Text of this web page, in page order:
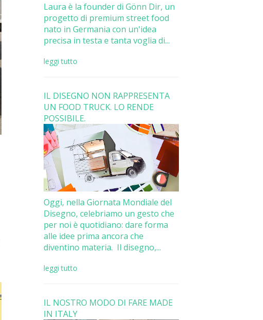
Laura è la founder di Gönn Dir, un
progetto di premium street food
nato in Germania con un'idea
precisa in testa e tanta voglia di...
leggi tutto
IL DISEGNO NON RAPPRESENTA
UN FOOD TRUCK. LO RENDE
POSSIBILE.
Oggi, nella Giornata Mondiale del
Disegno, celebriamo un gesto che
per noi è quotidiano: dare forma
alle idee prima ancora che
diventino materia. Il disegno,...
leggi tutto
IL NOSTRO MODO DI FARE MADE
IN ITALY